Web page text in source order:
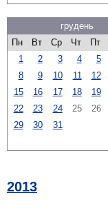
грудень
Пн
Вт Ср Чт Пт
1
2 3 4 5
8
9 10 11 12
15
16 17 18 19
22
23 24 25 26
29
30 31
2013